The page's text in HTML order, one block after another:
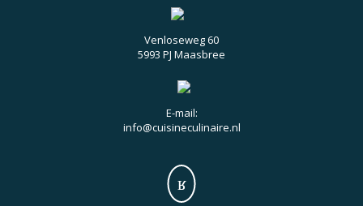
Venloseweg 60
5993 PJ Maasbree
E-mail:
info@cuisineculinaire.nl